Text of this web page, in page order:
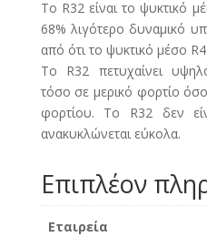
Το R32 είναι το ψυκτικό
68% λιγότερο δυναμικό
από ότι το ψυκτικό μέσο
Το R32 πετυχαίνει
τόσο σε μερικό φορτίο
φορτίου. Το R32 δεν
ανακυκλώνεται εύκολα.
Επιπλέον
Εταιρεία